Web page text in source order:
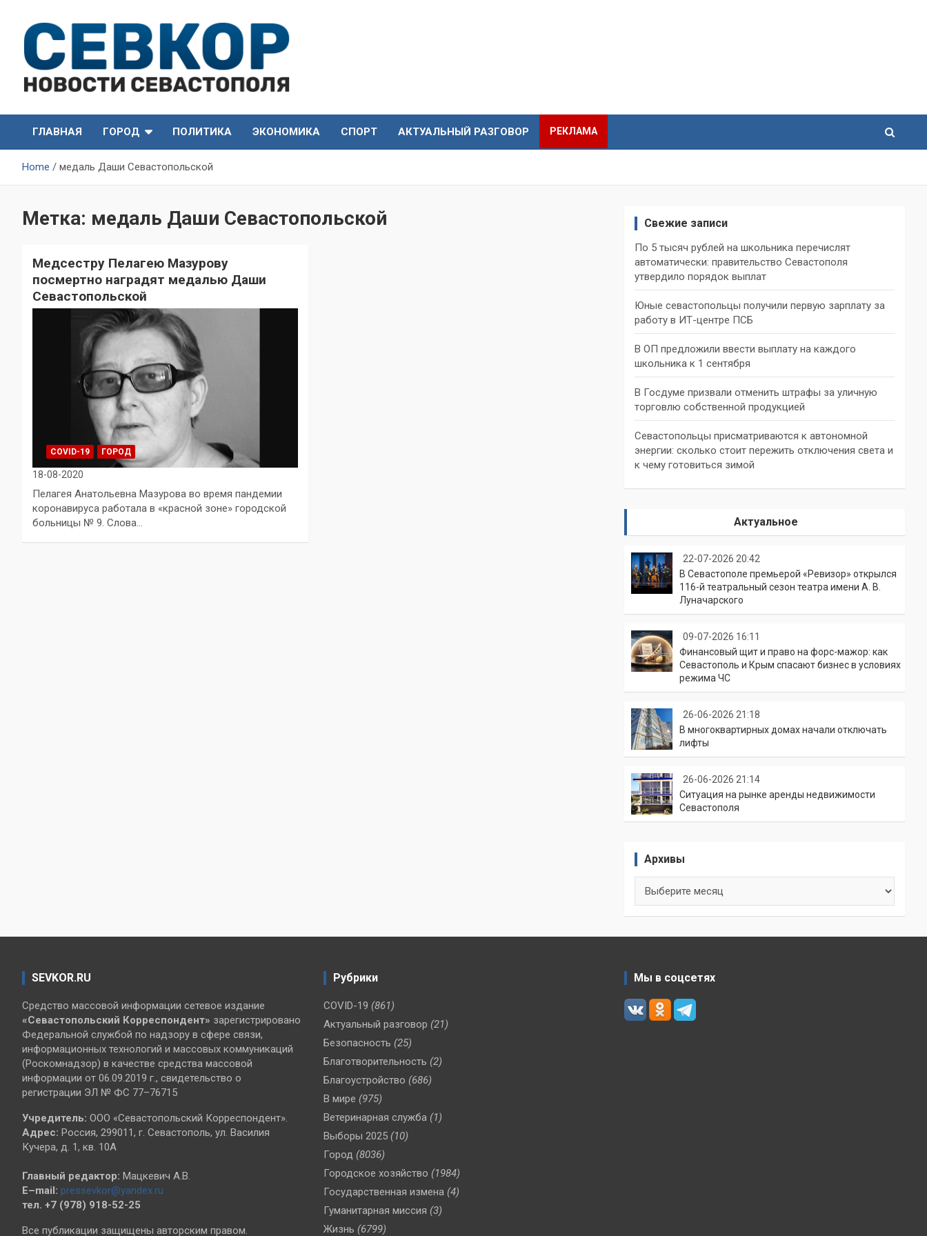
content
СевКор — Новости
Севастополя
Севастополя
ГЛАВНАЯ
ГОРОД ПОЛИТИКА ЭКОНОМИКА СПОРТ АКТУАЛЬНЫЙ РАЗГОВОР РЕКЛАМА
Home медаль Даши Севастопольской
Метка: медаль Даши Севастопольской
Медсестру Пелагею Мазурову
посмертно наградят медалью Даши
Севастопольской
COVID-19 ГОРОД
18-08-2020
Пелагея Анатольевна Мазурова во время пандемии
коронавируса работала в «красной зоне» городской
больницы № 9. Слова…
Свежие записи
По 5 тысяч рублей на школьника перечислят
автоматически: правительство Севастополя
утвердило порядок выплат
Юные севастопольцы получили первую зарплату за
работу в ИТ-центре ПСБ
В ОП предложили ввести выплату на каждого
школьника к 1 сентября
В Госдуме призвали отменить штрафы за уличную
торговлю собственной продукцией
Севастопольцы присматриваются к автономной
энергии: сколько стоит пережить отключения света и
к чему готовиться зимой
Актуальное
22-07-2026 20:42
В Севастополе премьерой «Ревизор» открылся
116-й театральный сезон театра имени А. В.
Луначарского
09-07-2026 16:11
Финансовый щит и право на форс-мажор: как
Севастополь и Крым спасают бизнес в условиях
режима ЧС
26-06-2026 21:18
В многоквартирных домах начали отключать
лифты
26-06-2026 21:14
Ситуация на рынке аренды недвижимости
Севастополя
Архивы
SEVKOR.RU
Средство массовой информации сетевое издание
«Севастопольский Корреспондент» зарегистрировано
Федеральной службой по надзору в сфере связи,
информационных технологий и массовых коммуникаций
(Роскомнадзор) в качестве средства массовой
информации от 06.09.2019 г., свидетельство о
регистрации ЭЛ № ФС 77–76715
Учредитель: ООО «Севастопольский Корреспондент».
Адрес: Россия, 299011, г. Севастополь, ул. Василия
Кучера, д. 1, кв. 10А
Главный редактор: Мацкевич А.В.
E–mail: pressevkor@yandex.ru
тел. +7 (978) 918-52-25
Все публикации защищены авторским правом.
Рубрики
COVID-19 (861)
Актуальный разговор (21)
Безопасность (25)
Благотворительность (2)
Благоустройство (686)
В мире (975)
Ветеринарная служба (1)
Выборы 2025 (10)
Город (8036)
Городское хозяйство (1984)
Государственная измена (4)
Гуманитарная миссия (3)
Жизнь (6799)
Мы в соцсетях